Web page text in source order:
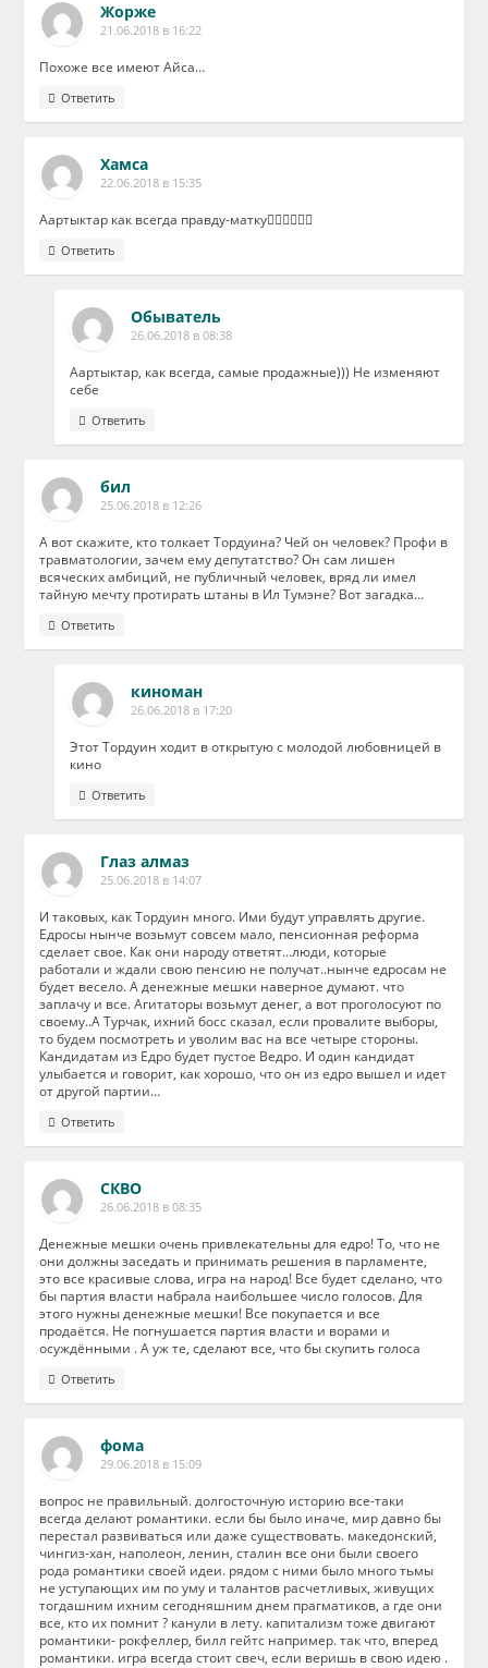
Жорже
21.06.2018 в 16:22
Похоже все имеют Айса…
Ответить
Хамса
22.06.2018 в 15:35
Аартыктар как всегда правду-матку👍🏻👍🏻👍🏻
Ответить
Обыватель
26.06.2018 в 08:38
Аартыктар, как всегда, самые продажные))) Не изменяют
себе
Ответить
бил
25.06.2018 в 12:26
А вот скажите, кто толкает Тордуина? Чей он человек? Профи в
травматологии, зачем ему депутатство? Он сам лишен
всяческих амбиций, не публичный человек, вряд ли имел
тайную мечту протирать штаны в Ил Тумэне? Вот загадка…
Ответить
киноман
26.06.2018 в 17:20
Этот Тордуин ходит в открытую с молодой любовницей в
кино
Ответить
Глаз алмаз
25.06.2018 в 14:07
И таковых, как Тордуин много. Ими будут управлять другие.
Едросы нынче возьмут совсем мало, пенсионная реформа
сделает свое. Как они народу ответят…люди, которые
работали и ждали свою пенсию не получат..нынче едросам не
будет весело. А денежные мешки наверное думают. что
заплачу и все. Агитаторы возьмут денег, а вот проголосуют по
своему..А Турчак, ихний босс сказал, если провалите выборы,
то будем посмотреть и уволим вас на все четыре стороны.
Кандидатам из Едро будет пустое Ведро. И один кандидат
улыбается и говорит, как хорошо, что он из едро вышел и идет
от другой партии…
Ответить
СКВО
26.06.2018 в 08:35
Денежные мешки очень привлекательны для едро! То, что не
они должны заседать и принимать решения в парламенте,
это все красивые слова, игра на народ! Все будет сделано, что
бы партия власти набрала наибольшее число голосов. Для
этого нужны денежные мешки! Все покупается и все
продаётся. Не погнушается партия власти и ворами и
осуждёнными . А уж те, сделают все, что бы скупить голоса
Ответить
фома
29.06.2018 в 15:09
вопрос не правильный. долгосточную историю все-таки
всегда делают романтики. если бы было иначе, мир давно бы
перестал развиваться или даже существовать. македонский,
чингиз-хан, наполеон, ленин, сталин все они были своего
рода романтики своей идеи. рядом с ними было много тьмы
не уступающих им по уму и талантов расчетливых, живущих
тогдашним ихним сегодняшним днем прагматиков, а где они
все, кто их помнит ? канули в лету. капитализм тоже двигают
романтики- рокфеллер, билл гейтс например. так что, вперед
романтики. игра всегда стоит свеч, если веришь в свою идею .